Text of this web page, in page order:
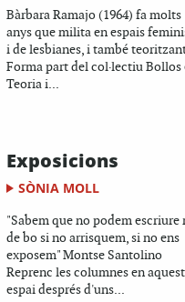
Bàrbara Ramajo (1964) fa molts
anys que milita en espais
i de lesbianes, i també
Forma part del col·lectiu Bollos
Teoria i...
Exposicions
SÒNIA MOLL
"Sabem que no podem escriure
de bo si no arrisquem, si no ens
exposem" Montse Santolino
Reprenc les columnes en aquest
espai després d'uns...